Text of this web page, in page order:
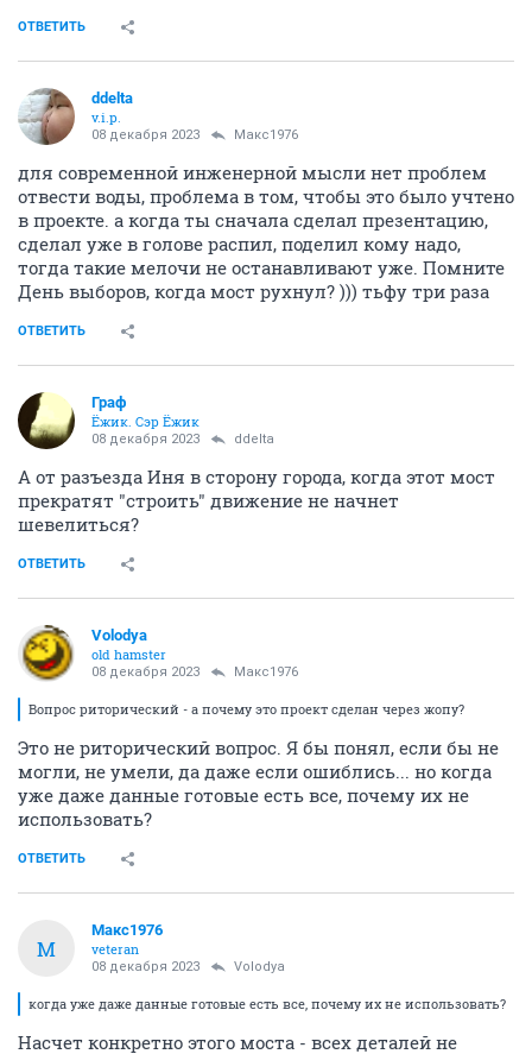
ОТВЕТИТЬ
ddelta
v.i.p.
08 декабря 2023 Макс1976
для современной инженерной мысли нет проблем
отвести воды, проблема в том, чтобы это было учтено
в проекте. а когда ты сначала сделал презентацию,
сделал уже в голове распил, поделил кому надо,
тогда такие мелочи не останавливают уже. Помните
День выборов, когда мост рухнул? ))) тьфу три раза
ОТВЕТИТЬ
Граф
Ёжик. Сэр Ёжик
08 декабря 2023 ddelta
А от разъезда Иня в сторону города, когда этот мост
прекратят "строить" движение не начнет
шевелиться?
ОТВЕТИТЬ
Volodya
old hamster
08 декабря 2023 Макс1976
Вопрос риторический - а почему это проект сделан через жопу?
Это не риторический вопрос. Я бы понял, если бы не
могли, не умели, да даже если ошиблись... но когда
уже даже данные готовые есть все, почему их не
использовать?
ОТВЕТИТЬ
М
Макс1976
veteran
08 декабря 2023 Volodya
когда уже даже данные готовые есть все, почему их не использовать?
Насчет конкретно этого моста - всех деталей не